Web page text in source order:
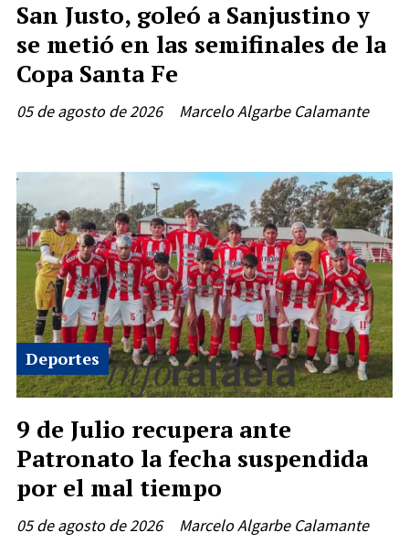
San Justo, goleó a Sanjustino y
se metió en las semifinales de la
Copa Santa Fe
Marcelo Algarbe Calamante
05 de agosto de 2026
9 de Julio recupera ante
Patronato la fecha suspendida
por el mal tiempo
Marcelo Algarbe Calamante
Deportes
05 de agosto de 2026